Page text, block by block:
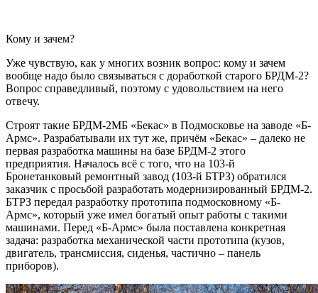
Кому и зачем?​
Уже чувствую, как у многих возник вопрос: кому и зачем
вообще надо было связываться с доработкой старого БРДМ-2?
Вопрос справедливый, поэтому с удовольствием на него
отвечу.
Строят такие БРДМ-2МБ «Бекас» в Подмосковье на заводе «Б-
Армс». Разрабатывали их тут же, причём «Бекас» – далеко не
первая разработка машины на базе БРДМ-2 этого
предприятия. Началось всё с того, что на 103-й
Бронетанковый ремонтный завод (103-й БТРЗ) обратился
заказчик с просьбой разработать модернизированный БРДМ-2.
БТРЗ передал разработку прототипа подмосковному «Б-
Армс», который уже имел богатый опыт работы с такими
машинами. Перед «Б-Армс» была поставлена конкретная
задача: разработка механической части прототипа (кузов,
двигатель, трансмиссия, сиденья, частично – панель
приборов).